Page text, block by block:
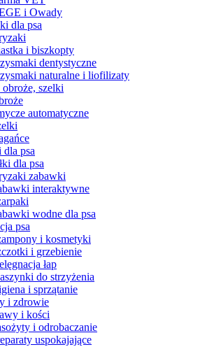
i Owady
dla psa
i biszkopty
dentystyczne
naturalne i liofilizaty
obroże, szelki
automatyczne
dla psa
dla psa
zabawki
interaktywne
wodne dla psa
psa
i kosmetyki
i grzebienie
łap
do strzyżenia
i sprzątanie
i zdrowie
i kości
i odrobaczanie
uspokajające